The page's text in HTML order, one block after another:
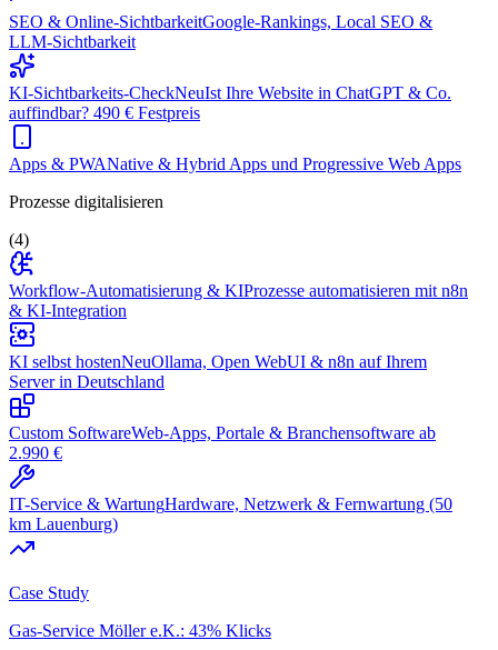
SEO & Online-SichtbarkeitGoogle-Rankings, Local SEO &
LLM-Sichtbarkeit
KI-Sichtbarkeits-CheckNeuIst Ihre Website in ChatGPT & Co.
auffindbar? 490 € Festpreis
Apps & PWANative & Hybrid Apps und Progressive Web Apps
Prozesse digitalisieren
(4)
Workflow-Automatisierung & KIProzesse automatisieren mit n8n
& KI-Integration
KI selbst hostenNeuOllama, Open WebUI & n8n auf Ihrem
Server in Deutschland
Custom SoftwareWeb-Apps, Portale & Branchensoftware ab
2.990 €
IT-Service & WartungHardware, Netzwerk & Fernwartung (50
km Lauenburg)
Case Study
Gas-Service Möller e.K.: 43% Klicks